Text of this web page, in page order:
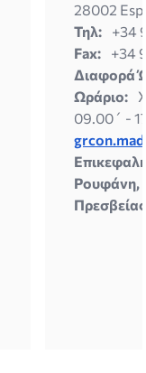
28002
Τηλ:
+34
Fax:
+34
Διαφορά
Ωράριο:
09.00´ -
Ρουφάνη,